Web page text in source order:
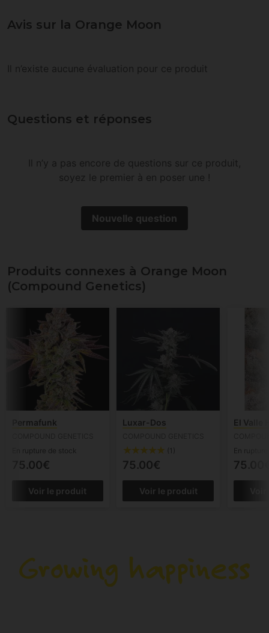
Avis sur la Orange Moon
Il n’existe aucune évaluation pour ce produit
Questions et réponses
Il n’y a pas encore de questions sur ce produit,
soyez le premier à en poser une !
Nouvelle question
Produits connexes à Orange Moon
(Compound Genetics)
Permafunk
En rupture de stock
75.00€
Voir le produit
Luxar-Dos
(1)
75.00€
Voir le produit
El Valle
En